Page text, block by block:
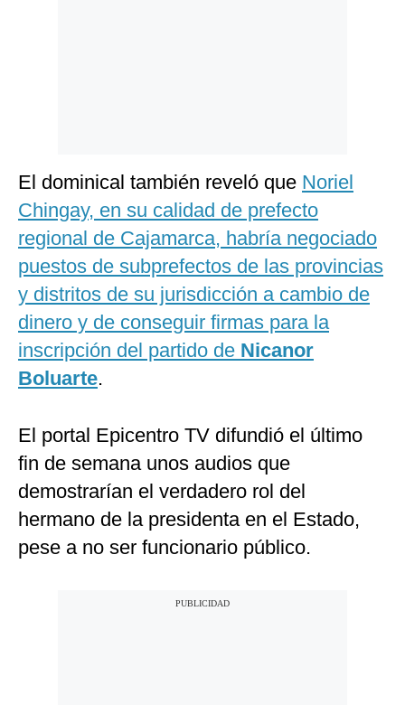
El dominical también reveló que Noriel
Chingay, en su calidad de prefecto
regional de Cajamarca, habría negociado
puestos de subprefectos de las provincias
y distritos de su jurisdicción a cambio de
dinero y de conseguir firmas para la
inscripción del partido de Nicanor
Boluarte.
El portal Epicentro TV difundió el último
fin de semana unos audios que
demostrarían el verdadero rol del
hermano de la presidenta en el Estado,
pese a no ser funcionario público.